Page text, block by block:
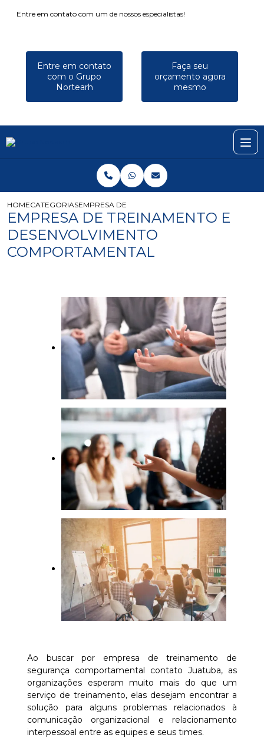
Entre em contato com um de nossos especialistas!
Entre em contato
com o Grupo
Nortearh
Faça seu
orçamento agora
mesmo
HOMECATEGORIASEMPRESA DE TREINAMENTO E
EMPRESA DE TREINAMENTO E
DESENVOLVIMENTO
COMPORTAMENTAL
Ao buscar por empresa de treinamento de
segurança comportamental contato Juatuba, as
organizações esperam muito mais do que um
serviço de treinamento, elas desejam encontrar a
solução para alguns problemas relacionados à
comunicação organizacional e relacionamento
interpessoal entre as equipes e seus times.